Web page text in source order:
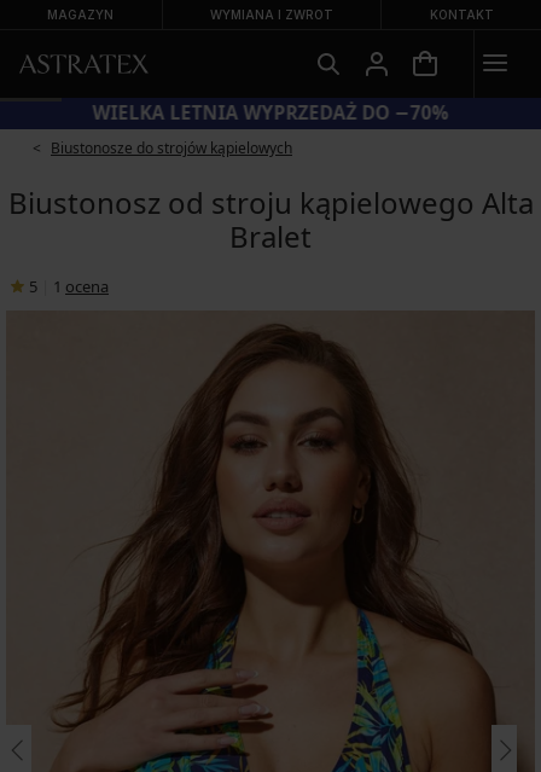
MAGAZYN WYMIANA I ZWROT KONTAKT
WIELKA LETNIA WYPRZEDAŻ DO −70%
Biustonosze do strojów kąpielowych
Biustonosz od stroju kąpielowego Alta
Bralet
5 1 ocena